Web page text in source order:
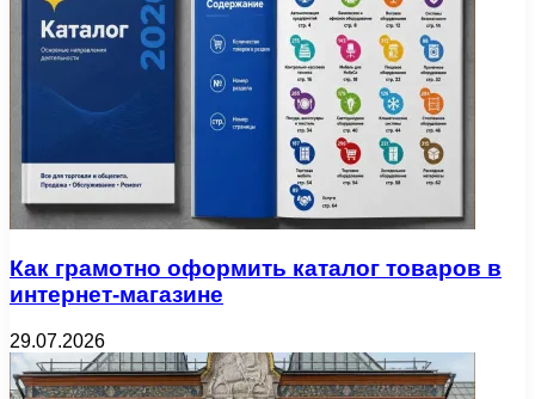
Как грамотно оформить каталог товаров в
интернет-магазине
29.07.2026